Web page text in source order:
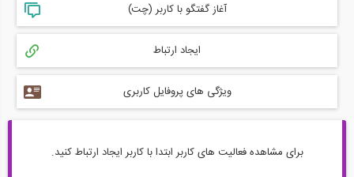
آغاز گفتگو با کاربر (چت)
ایجاد ارتباط
ویژگی های پروفایل کاربری
برای مشاهده فعالیت های کاربر ابتدا با کاربر ایجاد ارتباط کنید.